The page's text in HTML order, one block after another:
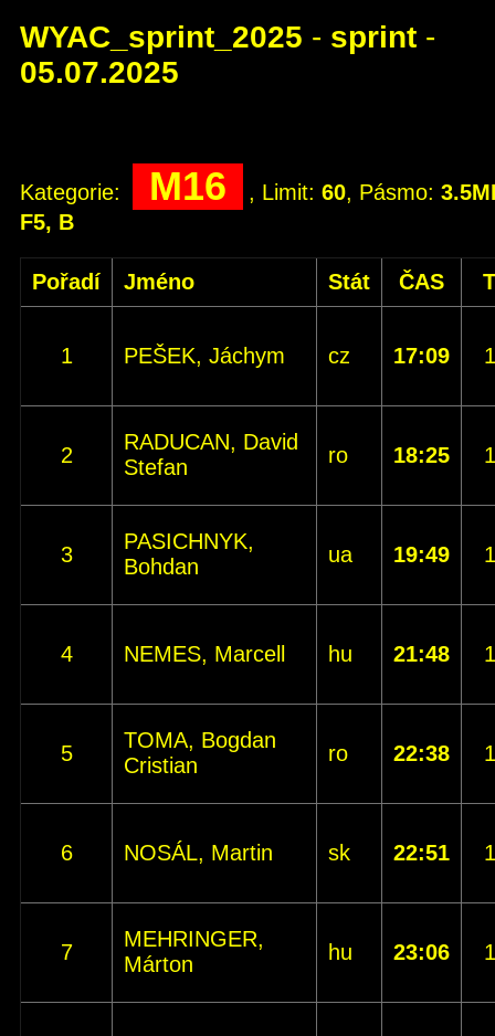
WYAC_sprint_2025 - sprint -
05.07.2025
Kategorie: M16 , Limit: 60, Pásmo:
F5, B
Pořadí Jméno Stát ČAS
1 PEŠEK, Jáchym cz 17:09
2
RADUCAN, David
Stefan
ro 18:25
3
PASICHNYK,
Bohdan
ua 19:49
4 NEMES, Marcell hu 21:48
5
TOMA, Bogdan
Cristian
ro 22:38
6 NOSÁL, Martin sk 22:51
7
MEHRINGER,
Márton
hu 23:06